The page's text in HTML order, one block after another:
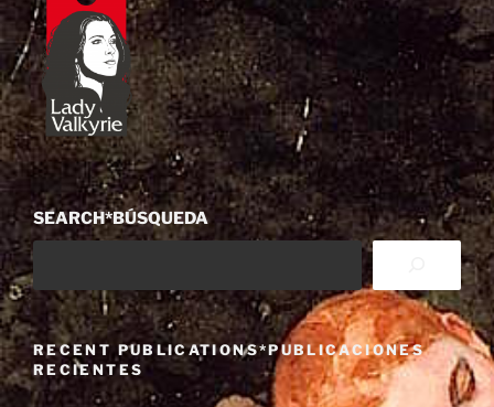
SEARCH*BÚSQUEDA
RECENT PUBLICATIONS*PUBLICACIONES
RECIENTES